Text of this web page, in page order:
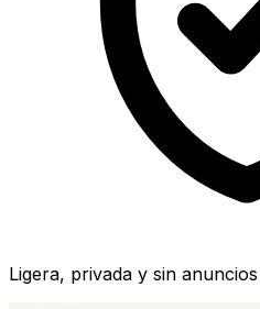
Ligera, privada y sin anuncios